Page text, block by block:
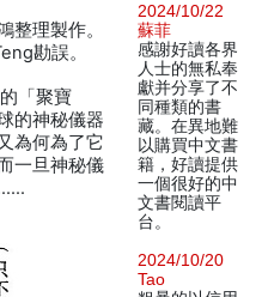
整理製作。
勘誤。
「聚寶
的神秘儀器
為何為了它
一旦神秘儀
2024/10/22
蘇菲
感謝好讀各界
人士的無私奉
獻并分享了不
同種類的書
藏。在異地難
以購買中文書
籍，好讀提供
一個很好的中
文書閱讀平
台。
2024/10/20
Tao